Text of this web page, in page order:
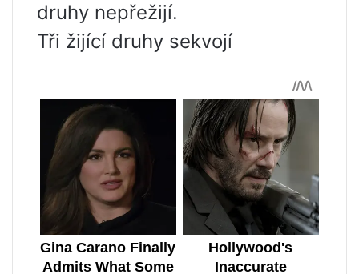
druhy nepřežijí.
Tři žijící druhy sekvojí